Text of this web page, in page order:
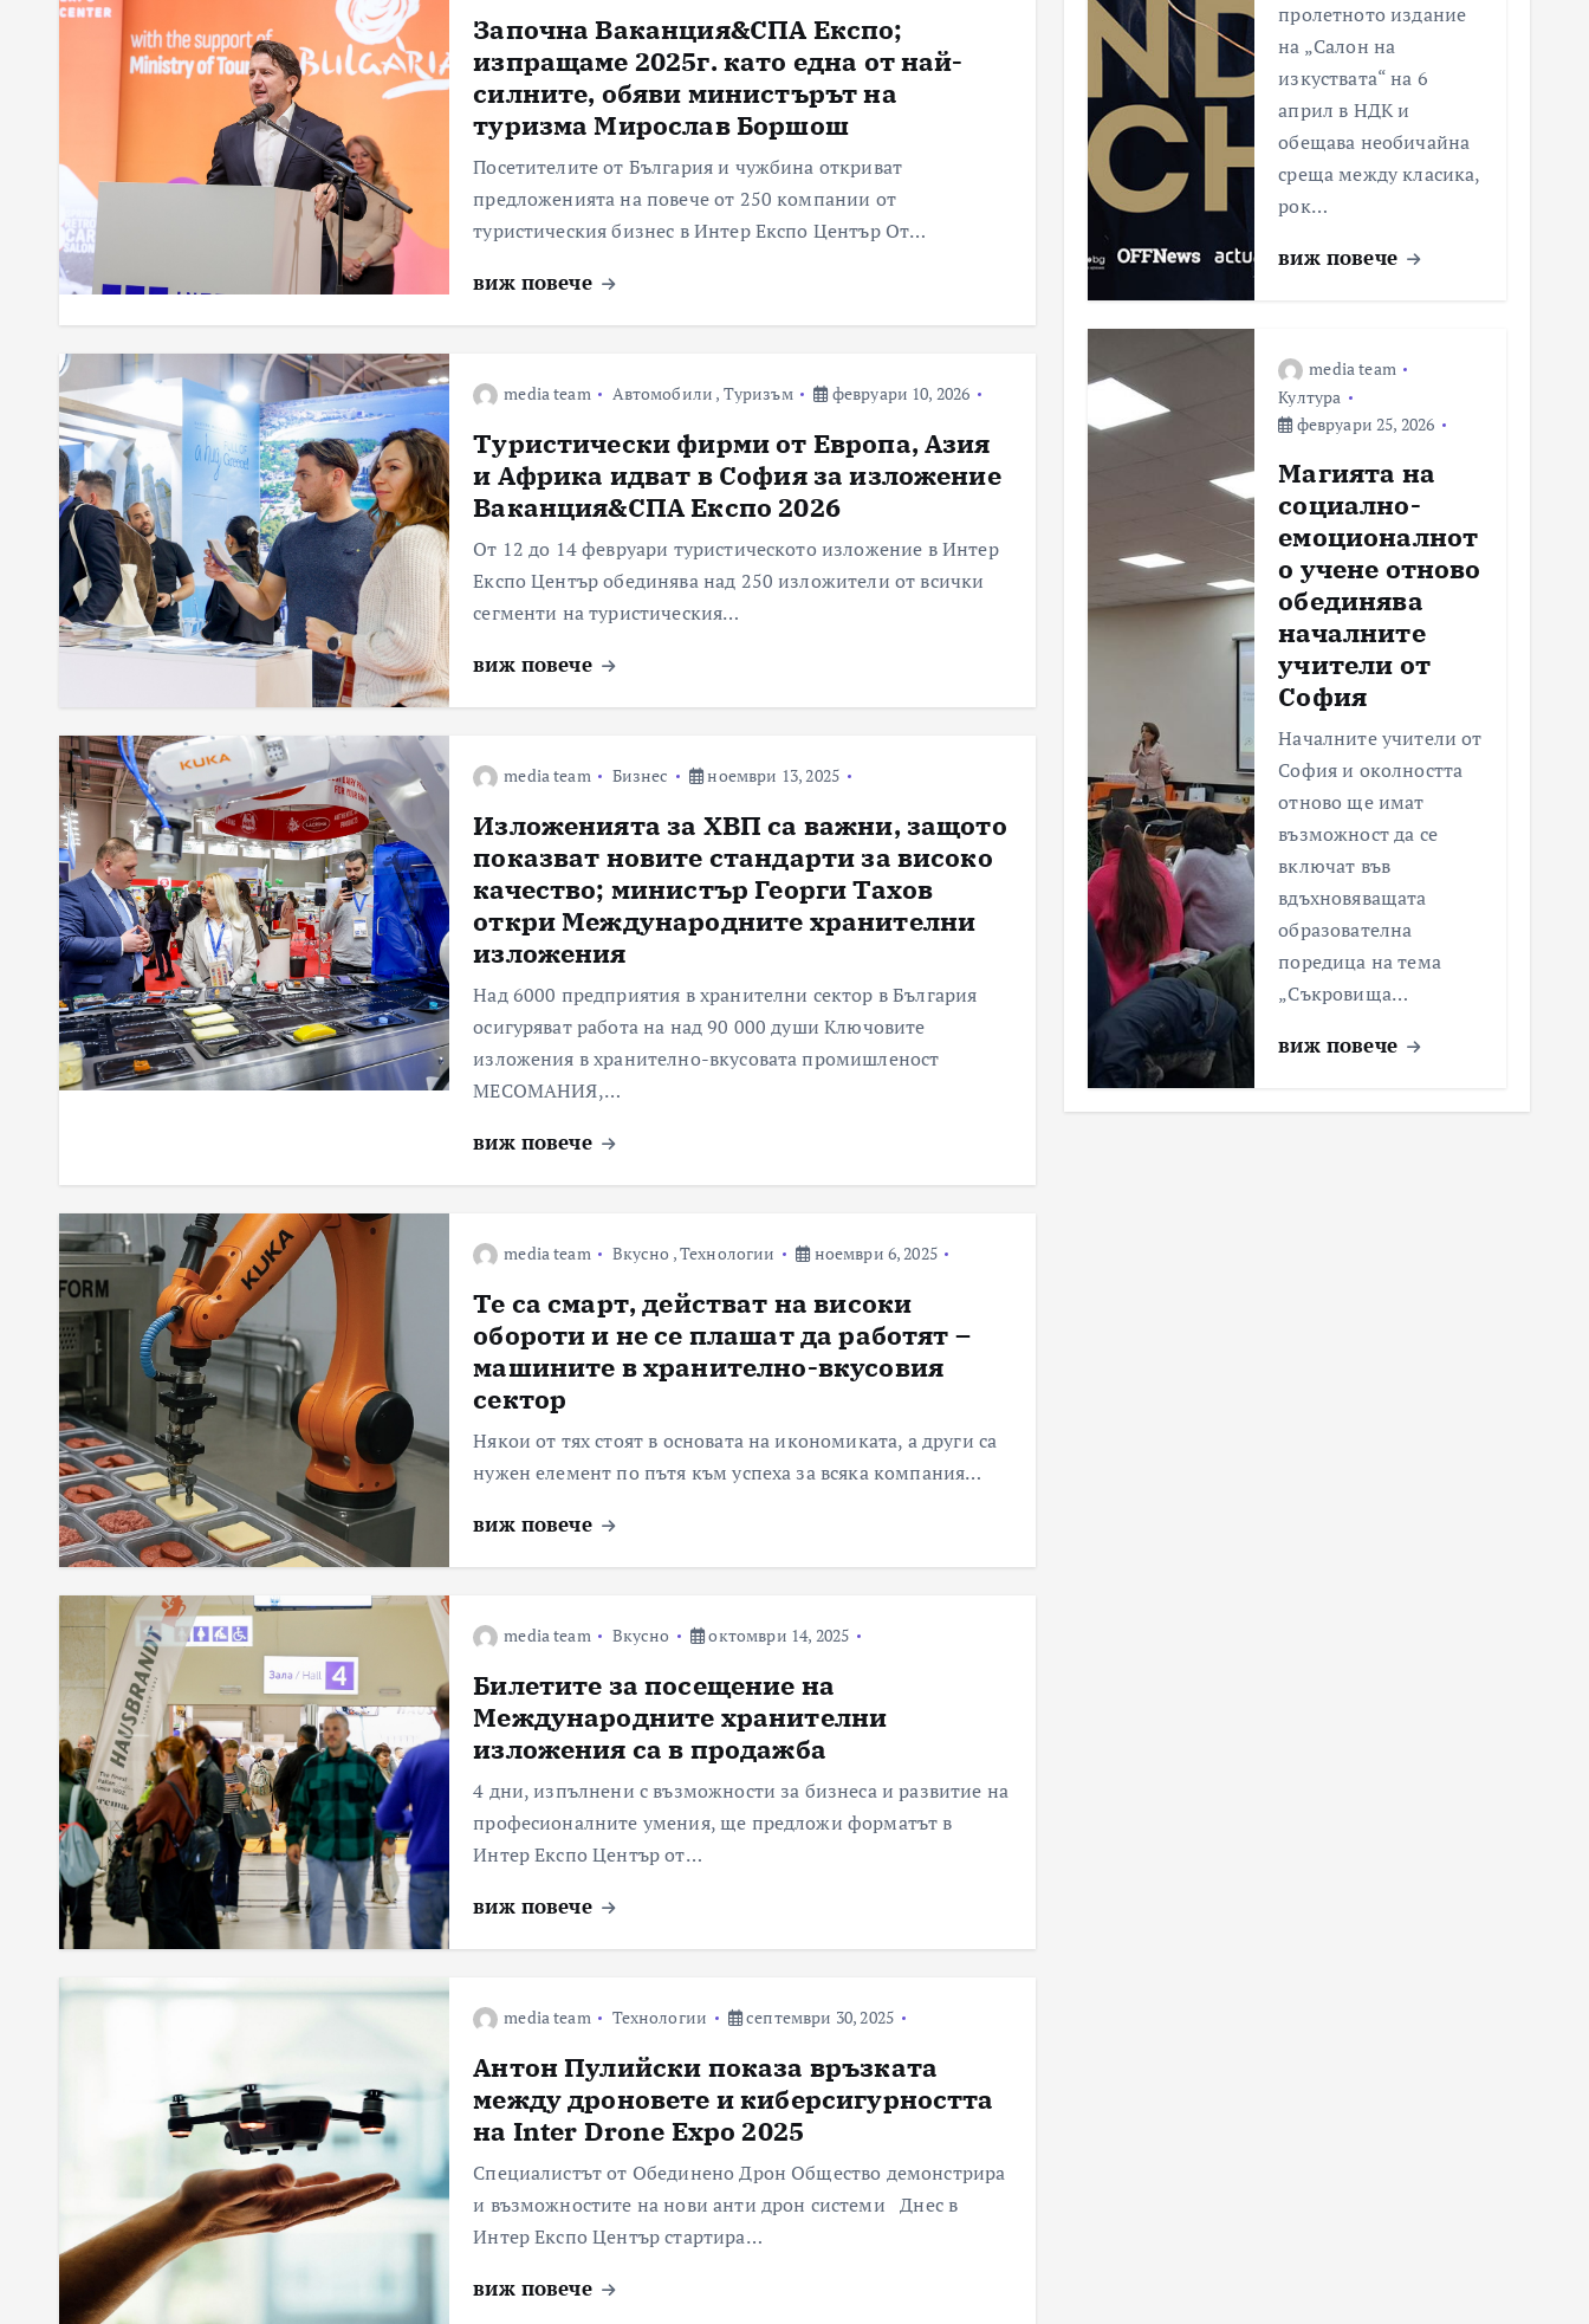
Започна Ваканция&СПА Експо;
изпращаме 2025г. като една от най-
силните, обяви министърът на
туризма Мирослав Боршош
Посетителите от България и чужбина откриват
предложенията на повече от 250 компании от
туристическия бизнес в Интер Експо Център От…
виж повече
media team Автомобили , Туризъм февруари 10, 2026
Туристически фирми от Европа, Азия
и Африка идват в София за изложение
Ваканция&СПА Експо 2026
От 12 до 14 февруари туристическото изложение в Интер
Експо Център обединява над 250 изложители от всички
сегменти на туристическия…
виж повече
media team Бизнес ноември 13, 2025
Изложенията за ХВП са важни, защото
показват новите стандарти за високо
качество; министър Георги Тахов
откри Международните хранителни
изложения
Над 6000 предприятия в хранителни сектор в България
осигуряват работа на над 90 000 души Ключовите
изложения в хранително-вкусовата промишленост
МЕСОМАНИЯ,…
виж повече
media team Вкусно ,Технологии ноември 6, 2025
Те са смарт, действат на високи
обороти и не се плашат да работят –
машините в хранително-вкусовия
сектор
Някои от тях стоят в основата на икономиката, а други са
нужен елемент по пътя към успеха за всяка компания…
виж повече
media team Вкусно октомври 14, 2025
Билетите за посещение на
Международните хранителни
изложения са в продажба
4 дни, изпълнени с възможности за бизнеса и развитие на
професионалните умения, ще предложи форматът в
Интер Експо Център от…
виж повече
media team Технологии септември 30, 2025
Антон Пулийски показа връзката
между дроновете и киберсигурността
на Inter Drone Expo 2025
Специалистът от Обединено Дрон Общество демонстрира
и възможностите на нови анти дрон системи Днес в
Интер Експо Център стартира…
виж повече
пролетното издание
на „Салон на
изкуствата“ на 6
април в НДК и
обещава необичайна
среща между класика,
рок…
виж повече
media team
Култура
февруари 25, 2026
Магията на
социално-
емоционалнот
о учене отново
обединява
началните
учители от
София
Началните учители от
София и околността
отново ще имат
възможност да се
включат във
вдъхновяващата
образователна
поредица на тема
„Съкровища…
виж повече